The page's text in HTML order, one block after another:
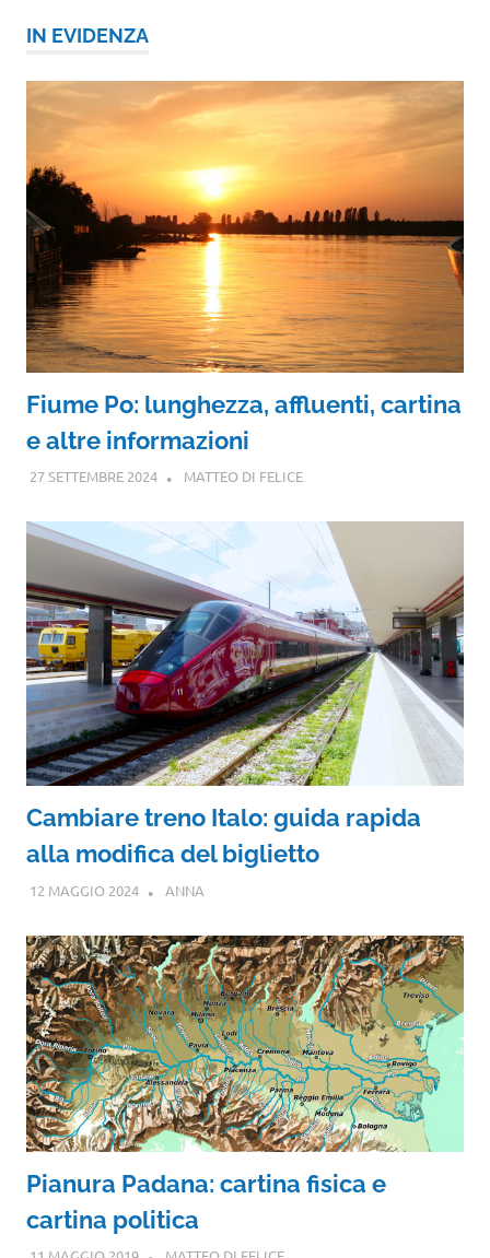
IN EVIDENZA
Fiume Po: lunghezza, affluenti, cartina
e altre informazioni
27 SETTEMBRE 2024 MATTEO DI FELICE
Cambiare treno Italo: guida rapida
alla modifica del biglietto
12 MAGGIO 2024 ANNA
Pianura Padana: cartina fisica e
cartina politica